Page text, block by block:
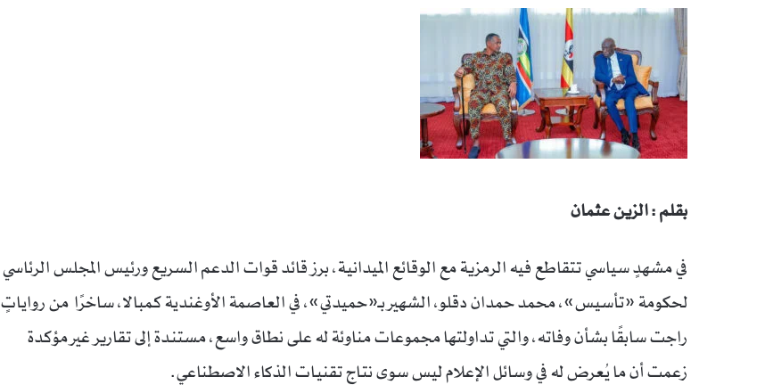
بقلم : الزين عثمان
في مشهدٍ سياسي تتقاطع فيه الرمزية مع الوقائع الميدانية، برز قائد قوات الدعم السريع ورئيس المجلس الرئاسي
لحكومة «تأسيس»، محمد حمدان دقلو، الشهير بـ«حميدتي»، في العاصمة الأوغندية كمبالا، ساخرًا من رواياتٍ
راجت سابقًا بشأن وفاته، والتي تداولتها مجموعات مناوئة له على نطاق واسع، مستندة إلى تقارير غير مؤكدة
زعمت أن ما يُعرض له في وسائل الإعلام ليس سوى نتاج تقنيات الذكاء الاصطناعي.